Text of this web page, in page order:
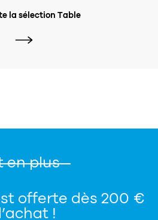
la sélection Table
en plus
offerte dès 200 €
!